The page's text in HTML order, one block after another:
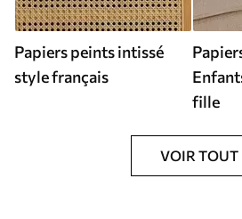
Papiers peints intissé
style français
fille
VOIR TOUT